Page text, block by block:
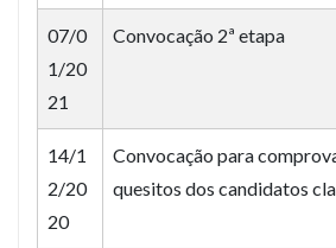
07/0
1/20
21
Convocação 2ª etapa
14/1
2/20
20
Convocação para
quesitos dos candidatos